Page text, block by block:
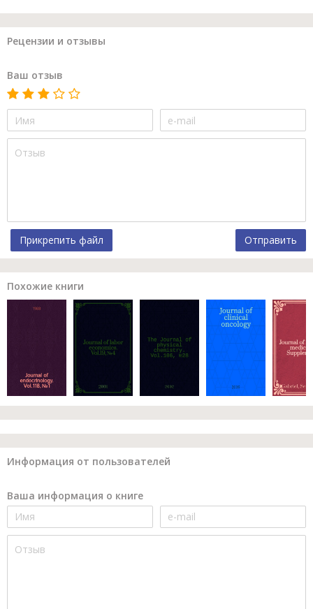
Рецензии и отзывы
Ваш отзыв
Прикрепить файл Отправить
Похожие книги
Информация от пользователей
Ваша информация о книге